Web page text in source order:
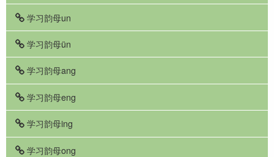
学习韵母un
学习韵母ün
学习韵母ang
学习韵母eng
学习韵母ing
学习韵母ong